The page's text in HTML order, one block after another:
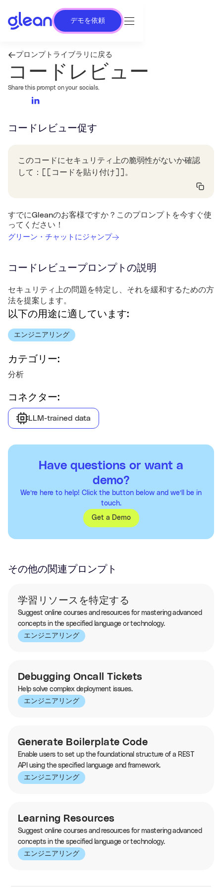
デモを依頼
プロンプトライブラリに戻る
コードレビュー
Share this prompt on your socials.
コードレビュー促す
このコードにセキュリティ上の脆弱性がないか確認
して：[[コードを貼り付け]]。
すでにGleanのお客様ですか？このプロンプトを今すぐ使
ってください！
グリーン・チャットにジャンプ
コードレビュープロンプトの説明
セキュリティ上の問題を特定し、それを緩和するための方
法を提案します。
以下の用途に適しています:
エンジニアリング
カテゴリー:
分析
コネクター:
LLM-trained data
Have questions or want a
demo?
We’re here to help! Click the button below and we’ll be in
touch.
Get a Demo
その他の関連プロンプト
学習リソースを特定する
Suggest online courses and resources for mastering advanced
concepts in the specified language or technology.
エンジニアリング
Debugging Oncall Tickets
Help solve complex deployment issues.
エンジニアリング
Generate Boilerplate Code
Enable users to set up the foundational structure of a REST
API using the specified language and framework.
エンジニアリング
Learning Resources
Suggest online courses and resources for mastering advanced
concepts in the specified language or technology.
エンジニアリング